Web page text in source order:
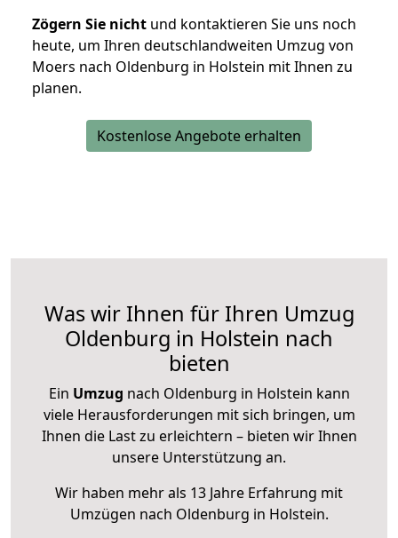
Zögern Sie nicht und kontaktieren Sie uns noch
heute, um Ihren deutschlandweiten Umzug von
Moers nach Oldenburg in Holstein mit Ihnen zu
planen.
Kostenlose Angebote erhalten
Was wir Ihnen für Ihren Umzug
Oldenburg in Holstein nach
bieten
Ein Umzug nach Oldenburg in Holstein kann
viele Herausforderungen mit sich bringen, um
Ihnen die Last zu erleichtern – bieten wir Ihnen
unsere Unterstützung an.
Wir haben mehr als 13 Jahre Erfahrung mit
Umzügen nach Oldenburg in Holstein.